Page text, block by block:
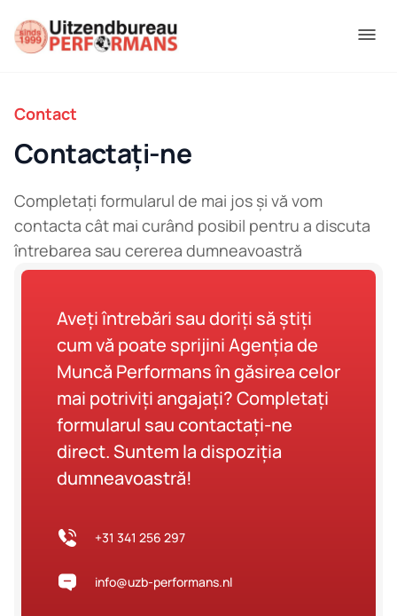
Contact
Contactați-ne
Completați formularul de mai jos și vă vom
contacta cât mai curând posibil pentru a discuta
întrebarea sau cererea dumneavoastră
Aveți întrebări sau doriți să știți
cum vă poate sprijini Agenția de
Muncă Performans în găsirea celor
mai potriviți angajați? Completați
formularul sau contactați-ne
direct. Suntem la dispoziția
dumneavoastră!
+31 341 256 297
info@uzb-performans.nl